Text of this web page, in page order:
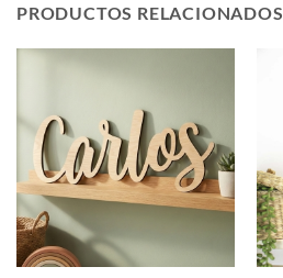
PRODUCTOS RELACIONADOS